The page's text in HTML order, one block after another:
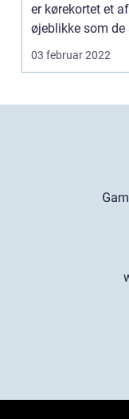
er kørekortet et
øjeblikke som de
allerm...
03 februar 2022